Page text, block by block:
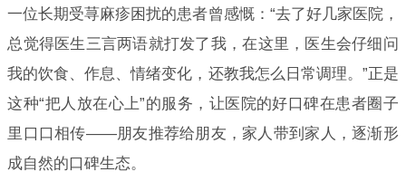
一位长期受荨麻疹困扰的患者曾感慨：“去了好几家医院，
总觉得医生三言两语就打发了我，在这里，医生会仔细问
我的饮食、作息、情绪变化，还教我怎么日常调理。”正是
这种“把人放在心上”的服务，让医院的好口碑在患者圈子
里口口相传——朋友推荐给朋友，家人带到家人，逐渐形
成自然的口碑生态。